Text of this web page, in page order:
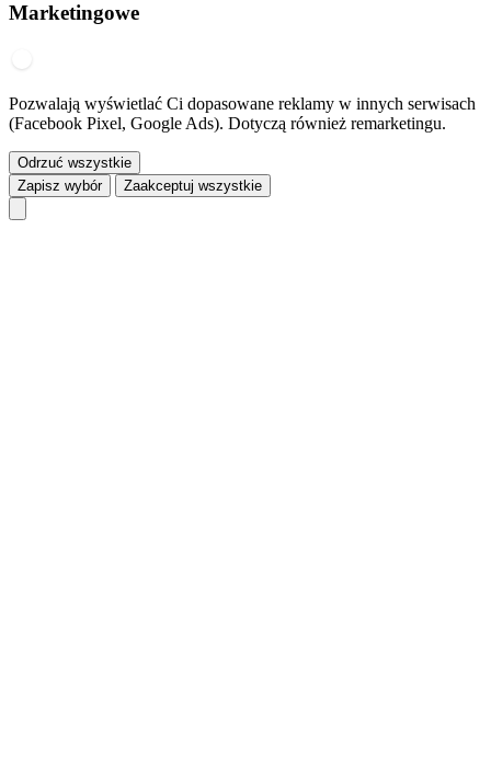
Marketingowe
Pozwalają wyświetlać Ci dopasowane reklamy w innych serwisach
(Facebook Pixel, Google Ads). Dotyczą również remarketingu.
Odrzuć wszystkie
Zapisz wybór
Zaakceptuj wszystkie